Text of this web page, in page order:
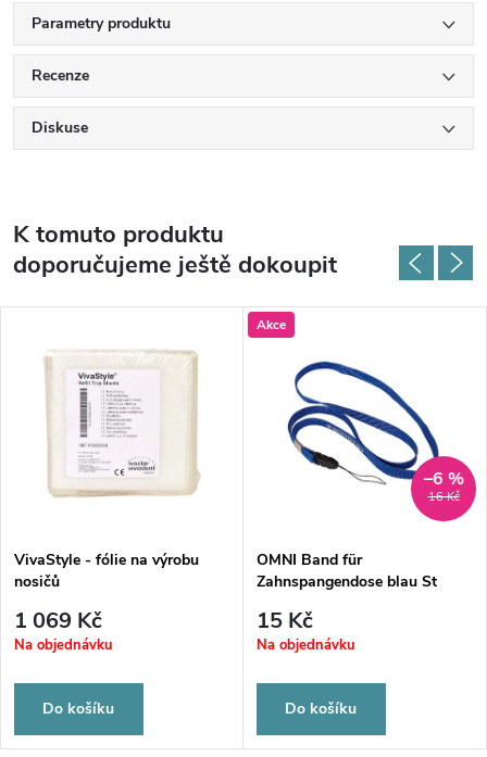
Parametry produktu
Recenze
Diskuse
K tomuto produktu
doporučujeme ještě dokoupit
VivaStyle - fólie na výrobu
nosičů
1 069 Kč
Na objednávku
Do košíku
Akce
16 Kč
–6 %
OMNI Band für
Zahnspangendose blau St
15 Kč
Na objednávku
Do košíku